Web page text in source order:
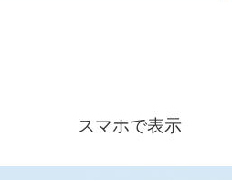
スマホで表示